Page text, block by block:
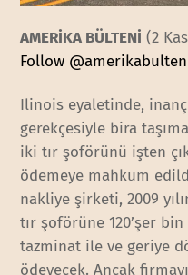
AMERİKA BÜLTENİ (2
Follow
Ilinois eyaletinde,
gerekçesiyle bira
iki tır şoförünü işten
ödemeye mahkum
nakliye şirketi, 2009
tır şoförüne 120’şer
tazminat ile ve geriye
ödeyecek. Ancak